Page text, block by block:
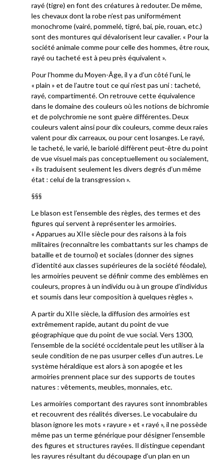
rayé (tigre) en font des créatures à redouter. De même,
les chevaux dont la robe n’est pas uniformément
monochrome (vairé, pommelé, tigré, bai, pie, rouan, etc.)
sont des montures qui dévalorisent leur cavalier. « Pour la
société animale comme pour celle des hommes, être roux,
rayé ou tacheté est à peu près équivalent ».
Pour l’homme du Moyen-Âge, il y a d’un côté l’uni, le
« plain » et de l’autre tout ce qui n’est pas uni : tacheté,
rayé, compartimenté. On retrouve cette équivalence
dans le domaine des couleurs où les notions de bichromie
et de polychromie ne sont guère différentes. Deux
couleurs valent ainsi pour dix couleurs, comme deux raies
valent pour dix carreaux, ou pour cent losanges. Le rayé,
le tacheté, le varié, le bariolé diffèrent peut-être du point
de vue visuel mais pas conceptuellement ou socialement,
« ils traduisent seulement les divers degrés d’un même
état : celui de la transgression ».
§§§
Le blason est l’ensemble des règles, des termes et des
figures qui servent à représenter les armoiries.
« Apparues au XIIe siècle pour des raisons à la fois
militaires (reconnaître les combattants sur les champs de
bataille et de tournoi) et sociales (donner des signes
d’identité aux classes supérieures de la société féodale),
les armoiries peuvent se définir comme des emblèmes en
couleurs, propres à un individu ou à un groupe d’individus
et soumis dans leur composition à quelques règles ».
A partir du XIIe siècle, la diffusion des armoiries est
extrêmement rapide, autant du point de vue
géographique que du point de vue social. Vers 1300,
l’ensemble de la société occidentale peut les utiliser à la
seule condition de ne pas usurper celles d’un autres. Le
système héraldique est alors à son apogée et les
armoiries prennent place sur des supports de toutes
natures : vêtements, meubles, monnaies, etc.
Les armoiries comportant des rayures sont innombrables
et recouvrent des réalités diverses. Le vocabulaire du
blason ignore les mots « rayure » et « rayé », il ne possède
même pas un terme générique pour désigner l’ensemble
des figures et structures rayées. Il distingue cependant
les rayures résultant du découpage d’un plan en un